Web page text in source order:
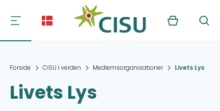
Kurv Søg
Forside CISU i verden Medlemsorganisationer Livets Lys
Livets Lys